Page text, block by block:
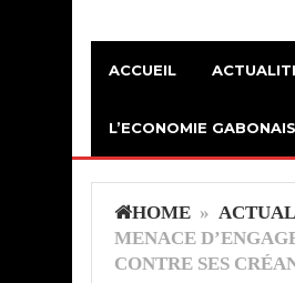
ACCUEIL
L’ECONOMIE
HOME »
MENACE
CONTRE SES